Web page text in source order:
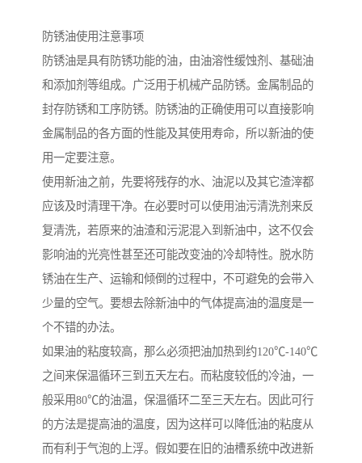
防锈油使用注意事项
防锈油是具有防锈功能的油，由油溶性缓蚀剂、基础油
和添加剂等组成。广泛用于机械产品防锈。金属制品的
封存防锈和工序防锈。防锈油的正确使用可以直接影响
金属制品的各方面的性能及其使用寿命，所以新油的使
用一定要注意。
使用新油之前，先要将残存的水、油泥以及其它渣滓都
应该及时清理干净。在必要时可以使用油污清洗剂来反
复清洗，若原来的油渣和污泥混入到新油中，这不仅会
影响油的光亮性甚至还可能改变油的冷却特性。脱水防
锈油在生产、运输和倾倒的过程中，不可避免的会带入
少量的空气。要想去除新油中的气体提高油的温度是一
个不错的办法。
如果油的粘度较高，那么必须把油加热到约120℃-140℃
之间来保温循环三到五天左右。而粘度较低的冷油，一
般采用80℃的油温，保温循环二至三天左右。因此可行
的方法是提高油的温度，因为这样可以降低油的粘度从
而有利于气泡的上浮。假如要在旧的油槽系统中改进新